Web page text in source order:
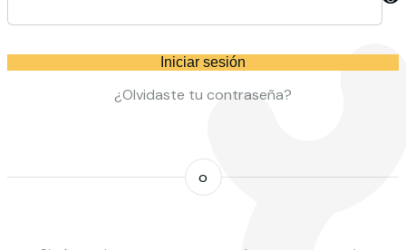
Iniciar sesión
¿Olvidaste tu contraseña?
o